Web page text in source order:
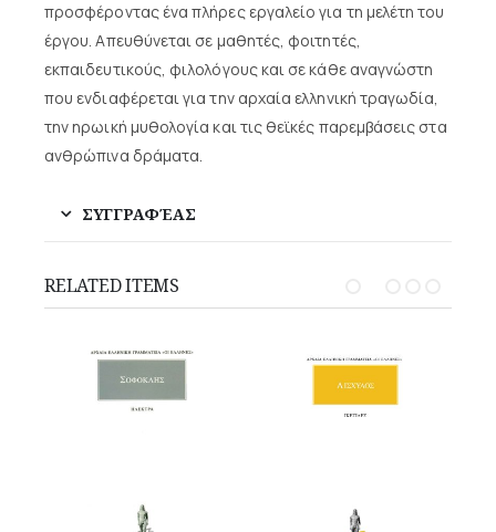
προσφέροντας ένα πλήρες εργαλείο για τη μελέτη του
έργου. Απευθύνεται σε μαθητές, φοιτητές,
εκπαιδευτικούς, φιλολόγους και σε κάθε αναγνώστη
που ενδιαφέρεται για την αρχαία ελληνική τραγωδία,
την ηρωική μυθολογία και τις θεϊκές παρεμβάσεις στα
ανθρώπινα δράματα.
ΣΥΓΓΡΑΦΈΑΣ
RELATED ITEMS